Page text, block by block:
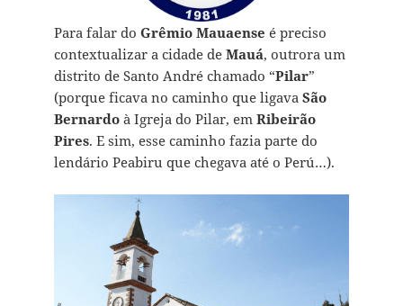
Para falar do Grêmio Mauaense é preciso
contextualizar a cidade de Mauá, outrora um
distrito de Santo André chamado “Pilar”
(porque ficava no caminho que ligava São
Bernardoà Igreja do Pilar, em Ribeirão
Pires. E sim, esse caminho fazia parte do
lendário Peabiru que chegava até o Perú…).